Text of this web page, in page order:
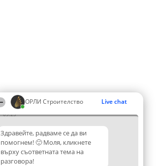
ОРЛИ Строителство Live chat
09:23
Здравейте, радваме се да ви
помогнем! 🙂 Моля, кликнете
върху съответната тема на
разговора!